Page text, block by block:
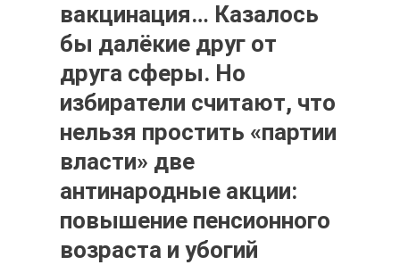
вакцинация… Казалось
бы далёкие друг от
друга сферы. Но
избиратели считают, что
нельзя простить «партии
власти» две
антинародные акции:
повышение пенсионного
возраста и убогий